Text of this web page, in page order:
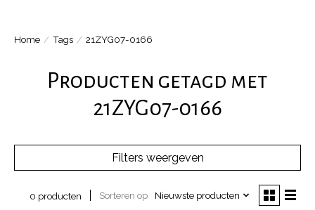
Home / Tags / 21ZYG07-0166
Producten getagd met
21ZYG07-0166
Filters weergeven
0 producten Sorteren op Nieuwste producten